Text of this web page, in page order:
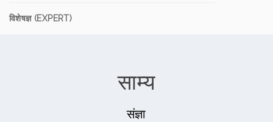
विशेषज्ञ (EXPERT)
साम्य
संज्ञा